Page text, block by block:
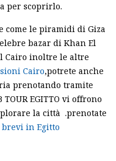
per scoprirlo.
le piramidi di Giza
bazar di Khan El
Cairo inoltre le altre
Cairo,potrete anche
prenotando tramite
TOUR EGITTO vi offrono
la città .prenotate
in Egitto